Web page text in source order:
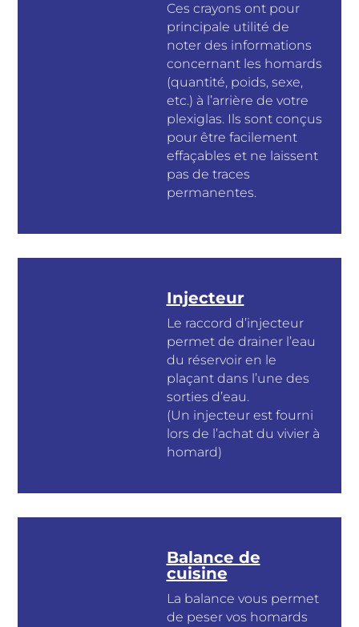
Ces crayons ont pour
principale utilité de
noter des informations
concernant les homards
(quantité, poids, sexe,
etc.) à l’arrière de votre
plexiglas. Ils sont conçus
pour être facilement
effaçables et ne laissent
pas de traces
permanentes.
Injecteur
Le raccord d’injecteur
permet de drainer l’eau
du réservoir en le
plaçant dans l’une des
sorties d’eau.
(Un injecteur est fourni
lors de l’achat du vivier à
homard)
Balance de
cuisine
La balance vous permet
de peser vos homards